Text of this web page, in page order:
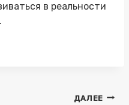
в реальности
ДАЛЕЕ